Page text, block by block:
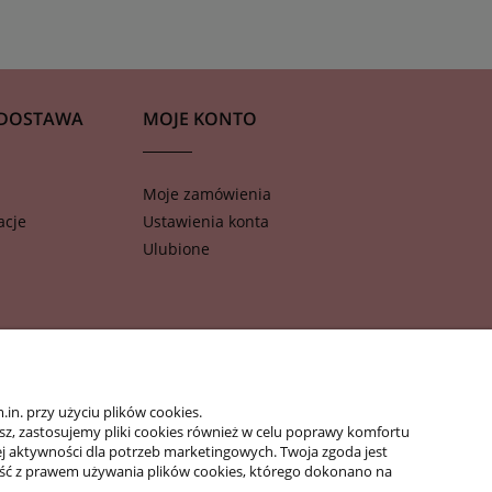
MOJE KONTO
Moje zamówienia
Ustawienia konta
Ulubione
przy użyciu plików cookies.
zastosujemy pliki cookies również w celu poprawy komfortu
aktywności dla potrzeb marketingowych. Twoja zgoda jest
z prawem używania plików cookies, którego dokonano na